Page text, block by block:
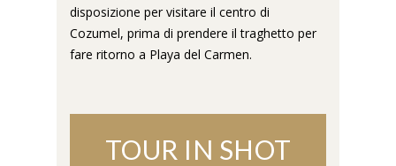
disposizione per visitare il centro di
Cozumel, prima di prendere il traghetto per
fare ritorno a Playa del Carmen.
TOUR IN SHOT